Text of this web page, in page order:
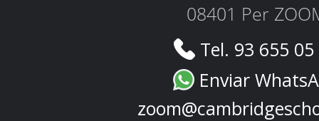
08401 Per
Tel. 93 655
Enviar